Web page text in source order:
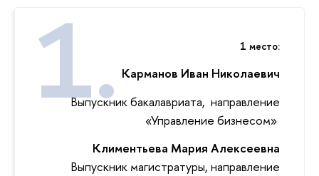
1 место:
Карманов Иван Николаевич
Выпускник бакалавриата, направление
«Управление бизнесом»‎
Климентьева Мария Алексеевна
Выпускник магистратуры, направление